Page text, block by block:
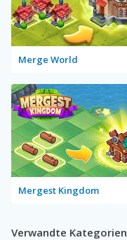
Merge World
Mergest Kingdom
Verwandte Kategorien